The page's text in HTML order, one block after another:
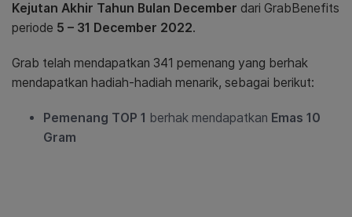
Kejutan Akhir Tahun Bulan December dari GrabBenefits
periode 5 – 31 December 2022.
Grab telah mendapatkan 341 pemenang yang berhak
mendapatkan hadiah-hadiah menarik, sebagai berikut:
Pemenang TOP 1 berhak mendapatkan Emas 10
Gram